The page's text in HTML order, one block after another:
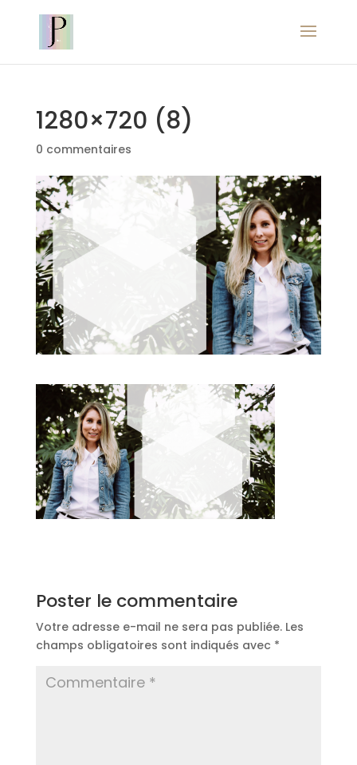
1280×720 (8)
0 commentaires
Poster le commentaire
Votre adresse e-mail ne sera pas publiée. Les
champs obligatoires sont indiqués avec *